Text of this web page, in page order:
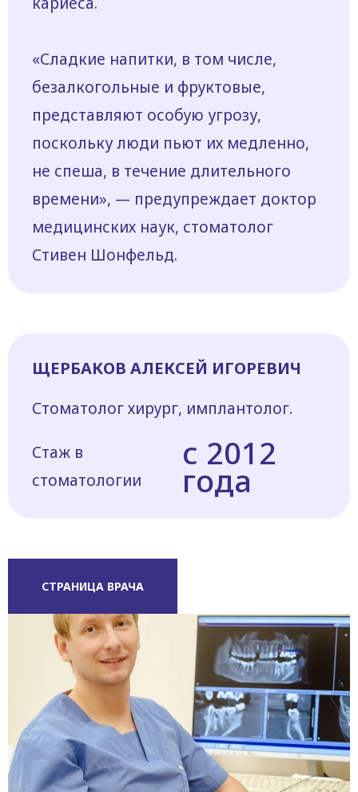
«Сладкие напитки, в том числе,
безалкогольные и фруктовые,
представляют особую угрозу,
поскольку люди пьют их медленно,
не спеша, в течение длительного
времени», — предупреждает доктор
медицинских наук, стоматолог
Стивен Шонфельд.
ЩЕРБАКОВ АЛЕКСЕЙ ИГОРЕВИЧ
Стоматолог хирург, имплантолог.
Стаж в
стоматологии
с 2012
года
СТРАНИЦА ВРАЧА